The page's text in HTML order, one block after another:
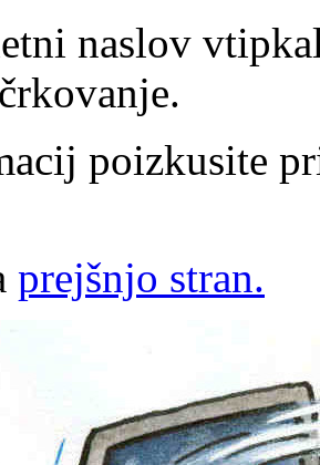
naslov
poizkusite
prejšnjo stran.